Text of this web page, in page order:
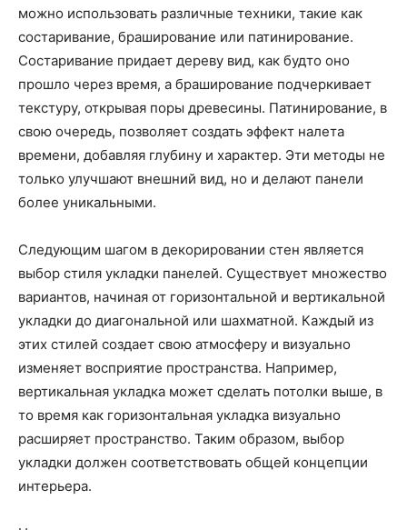
можно использовать различные техники, такие как
состаривание, браширование или патинирование.
Состаривание придает дереву вид, как будто оно
прошло через время, а браширование подчеркивает
текстуру, открывая поры древесины. Патинирование, в
свою очередь, позволяет создать эффект налета
времени, добавляя глубину и характер. Эти методы не
только улучшают внешний вид, но и делают панели
более уникальными.
Следующим шагом в декорировании стен является
выбор стиля укладки панелей. Существует множество
вариантов, начиная от горизонтальной и вертикальной
укладки до диагональной или шахматной. Каждый из
этих стилей создает свою атмосферу и визуально
изменяет восприятие пространства. Например,
вертикальная укладка может сделать потолки выше, в
то время как горизонтальная укладка визуально
расширяет пространство. Таким образом, выбор
укладки должен соответствовать общей концепции
интерьера.